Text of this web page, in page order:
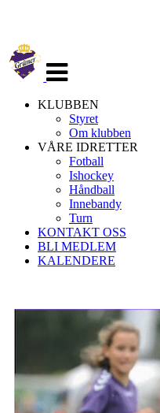
navigasjon
KLUBBEN
Styret
Om klubben
VÅRE IDRETTER
Fotball
Ishockey
Håndball
Innebandy
Turn
KONTAKT OSS
BLI MEDLEM
KALENDERE